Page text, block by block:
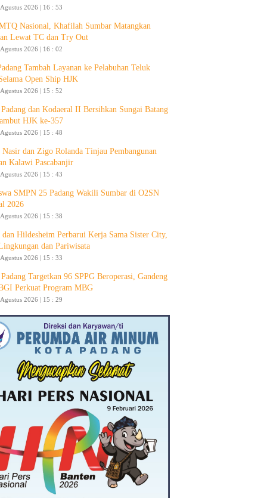
2026 | 16 : 53
Nasional, Khafilah Sumbar Matangkan
Lewat TC dan Try Out
2026 | 16 : 02
Tambah Layanan ke Pelabuhan Teluk
Open Ship HJK
2026 | 15 : 52
dan Kodaeral II Bersihkan Sungai Batang
HJK ke-357
2026 | 15 : 48
Nasir dan Zigo Rolanda Tinjau Pembangunan
Kalawi Pascabanjir
2026 | 15 : 43
SMPN 25 Padang Wakili Sumbar di O2SN
2026
2026 | 15 : 38
dan Hildesheim Perbarui Kerja Sama Sister City,
dan Pariwisata
2026 | 15 : 33
Targetkan 96 SPPG Beroperasi, Gandeng
Perkuat Program MBG
2026 | 15 : 29